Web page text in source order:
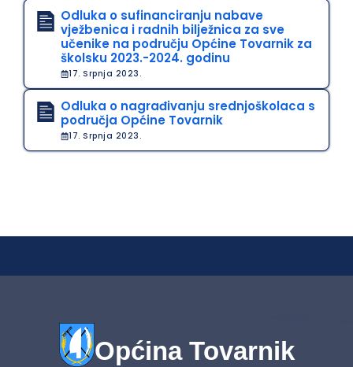
Odluka o sufinanciranju nabave
vježbenica i radnih bilježnica za sve
učenike na području Općine Tovarnik za
školsku 2023.-2024. godinu
17. Srpnja 2023.
Odluka o nagrađivanju srednjoškolaca s
područja Općine Tovarnik
17. Srpnja 2023.
Općina Tovarnik